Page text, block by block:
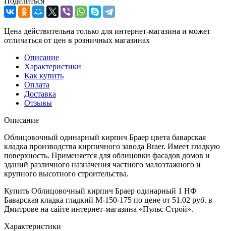
Цена действительна только для интернет-магазина и может
отличаться от цен в розничных магазинах
Описание
Характеристики
Как купить
Оплата
Доставка
Отзывы
Описание
Облицовочный одинарный кирпич Браер цвета баварская
кладка производства кирпичного завода Braer. Имеет гладкую
поверхность. Применяется для облицовки фасадов домов и
зданий различного назначения частного малоэтажного и
крупного высотного строительства.
Купить Облицовочный кирпич Браер одинарный 1 НФ
Баварская кладка гладкий М-150-175 по цене от 51.02 руб. в
Дмитрове на сайте интернет-магазина «Пульс Строй».
Характеристики